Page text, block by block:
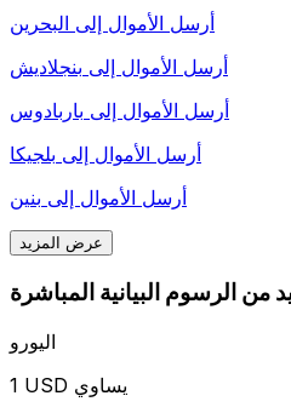
أرسل الأموال إلى البحرين
أرسل الأموال إلى بنجلاديش
أرسل الأموال إلى باربادوس
أرسل الأموال إلى بلجيكا
أرسل الأموال إلى بنين
عرض المزيد
اليورو
1 USD يساوي